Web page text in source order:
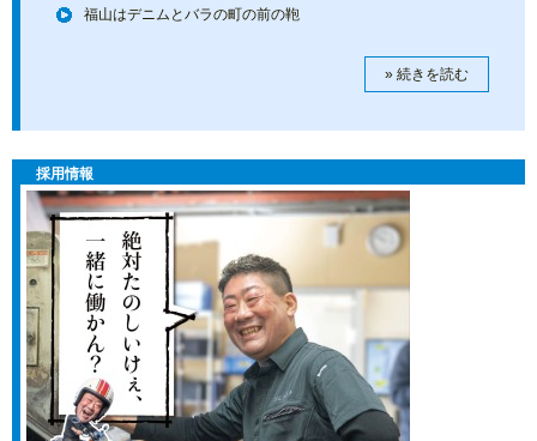
福山はデニムとバラの町の前の鞄
» 続きを読む
採用情報